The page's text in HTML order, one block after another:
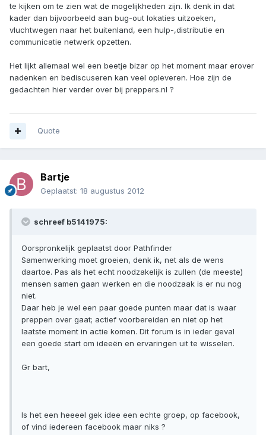
te kijken om te zien wat de mogelijkheden zijn. Ik denk in dat
kader dan bijvoorbeeld aan bug-out lokaties uitzoeken,
vluchtwegen naar het buitenland, een hulp-,distributie en
communicatie netwerk opzetten.
Het lijkt allemaal wel een beetje bizar op het moment maar erover
nadenken en bediscuseren kan veel opleveren. Hoe zijn de
gedachten hier verder over bij preppers.nl ?
Quote
Bartje
Geplaatst: 18 augustus 2012
schreef b5141975:
Oorspronkelijk geplaatst door Pathfinder
Samenwerking moet groeien, denk ik, net als de wens
daartoe. Pas als het echt noodzakelijk is zullen (de meeste)
mensen samen gaan werken en die noodzaak is er nu nog
niet.
Daar heb je wel een paar goede punten maar dat is waar
preppen over gaat; actief voorbereiden en niet op het
laatste moment in actie komen. Dit forum is in ieder geval
een goede start om ideeën en ervaringen uit te wisselen.
Gr bart,
Is het een heeeel gek idee een echte groep, op facebook,
of vind iedereen facebook maar niks ?